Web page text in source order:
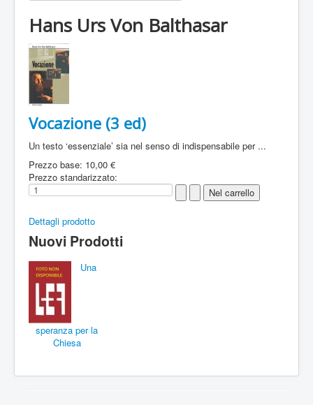
Hans Urs Von Balthasar
Vocazione (3 ed)
Un testo ‘essenziale’ sia nel senso di indispensabile per ...
Prezzo base: 10,00 €
Prezzo standarizzato:
Dettagli prodotto
Nuovi Prodotti
Una
speranza per la
Chiesa